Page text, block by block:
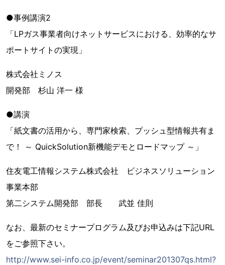
●事例講演2
「LPガス事業者向けネットサービスにおける、効率的なサ
ポートサイトの実現」
株式会社ミノス
開発部 杉山 洋一 様
●講演
「紙文書の活用から、専門家検索、プッシュ型情報共有ま
で！ ～ QuickSolution新機能デモとロードマップ ～」
住友電工情報システム株式会社 ビジネスソリューション
事業本部
第二システム開発部 部長 武並 佳則
なお、最新のセミナープログラム及びお申込みは下記URL
をご参照下さい。
http://www.sei-info.co.jp/event/seminar201307qs.html?